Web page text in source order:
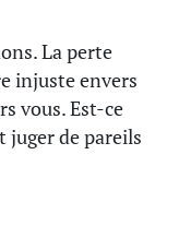
La perte
injuste envers
vous. Est-ce
juger de pareils